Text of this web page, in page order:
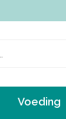
Voeding